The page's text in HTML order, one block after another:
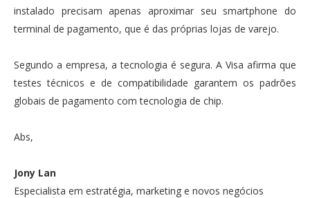
instalado precisam apenas aproximar seu smartphone do
terminal de pagamento, que é das próprias lojas de varejo.
Segundo a empresa, a tecnologia é segura. A Visa afirma que
testes técnicos e de compatibilidade garantem os padrões
globais de pagamento com tecnologia de chip.
Abs,
Jony Lan
Especialista em estratégia, marketing e novos negócios